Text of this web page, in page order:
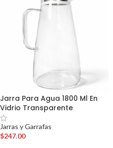
Jarra Para Agua 1800 Ml En
Vidrio Transparente
Jarras y Garrafas
$247.00